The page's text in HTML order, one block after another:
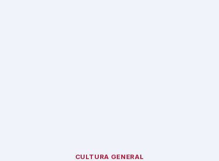
CULTURA GENERAL